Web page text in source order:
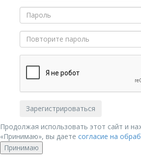
Продолжая использовать этот сайт и
«Принимаю», вы даете согласие на
Принимаю